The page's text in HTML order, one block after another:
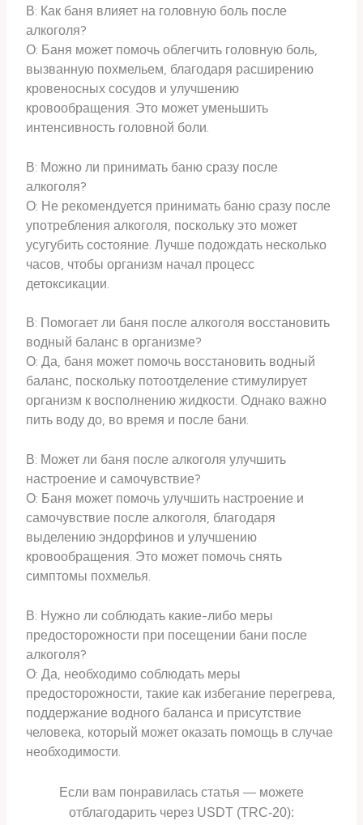
В: Как баня влияет на головную боль после
алкоголя?
О: Баня может помочь облегчить головную боль,
вызванную похмельем, благодаря расширению
кровеносных сосудов и улучшению
кровообращения. Это может уменьшить
интенсивность головной боли.
В: Можно ли принимать баню сразу после
алкоголя?
О: Не рекомендуется принимать баню сразу после
употребления алкоголя, поскольку это может
усугубить состояние. Лучше подождать несколько
часов, чтобы организм начал процесс
детоксикации.
В: Помогает ли баня после алкоголя восстановить
водный баланс в организме?
О: Да, баня может помочь восстановить водный
баланс, поскольку потоотделение стимулирует
организм к восполнению жидкости. Однако важно
пить воду до, во время и после бани.
В: Может ли баня после алкоголя улучшить
настроение и самочувствие?
О: Баня может помочь улучшить настроение и
самочувствие после алкоголя, благодаря
выделению эндорфинов и улучшению
кровообращения. Это может помочь снять
симптомы похмелья.
В: Нужно ли соблюдать какие-либо меры
предосторожности при посещении бани после
алкоголя?
О: Да, необходимо соблюдать меры
предосторожности, такие как избегание перегрева,
поддержание водного баланса и присутствие
человека, который может оказать помощь в случае
необходимости.
Если вам понравилась статья — можете
отблагодарить через USDT (TRC-20):